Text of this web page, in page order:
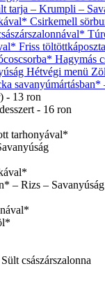
- 13 ron
- 16 ron
tarhonyával*
– Rizs – Savanyúság
császárszalonna